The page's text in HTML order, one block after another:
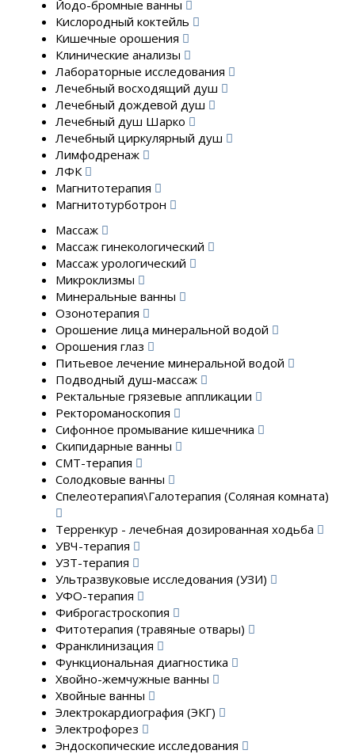
Йодо-бромные ванны
Кислородный коктейль
Кишечные орошения
Клинические анализы
Лабораторные исследования
Лечебный восходящий душ
Лечебный дождевой душ
Лечебный душ Шарко
Лечебный циркулярный душ
Лимфодренаж
ЛФК
Магнитотерапия
Магнитотурботрон
Массаж
Массаж гинекологический
Массаж урологический
Микроклизмы
Минеральные ванны
Озонотерапия
Орошение лица минеральной водой
Орошения глаз
Питьевое лечение минеральной водой
Подводный душ-массаж
Ректальные грязевые аппликации
Ректороманоскопия
Сифонное промывание кишечника
Скипидарные ванны
СМТ-терапия
Солодковые ванны
Спелеотерапия\Галотерапия (Соляная комната)
Терренкур - лечебная дозированная ходьба
УВЧ-терапия
УЗТ-терапия
Ультразвуковые исследования (УЗИ)
УФО-терапия
Фиброгастроскопия
Фитотерапия (травяные отвары)
Франклинизация
Функциональная диагностика
Хвойно-жемчужные ванны
Хвойные ванны
Электрокардиография (ЭКГ)
Электрофорез
Эндоскопические исследования